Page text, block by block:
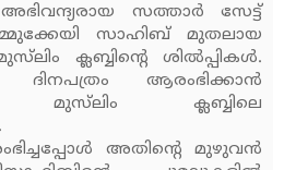
സത്താര്‍ സേട്ട്
സാഹിബ് മുതലായ
ക്ലബ്ബിന്റെ ശില്‍പ്പികള്‍.
ആരംഭിക്കാന്‍
മുസ്‌ലിം ക്ലബ്ബിലെ
അതിന്റെ മുഴുവന്‍